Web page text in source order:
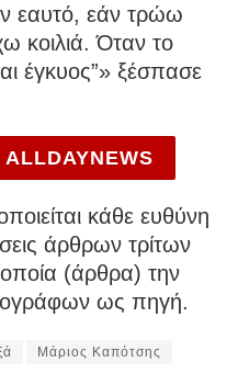
εαυτό, εάν τρώω
κοιλιά. Όταν το
έγκυος”» ξέσπασε
κάθε ευθύνη
άρθρων τρίτων
οποία (άρθρα) την
ως πηγή.
Μάριος Καπότσης